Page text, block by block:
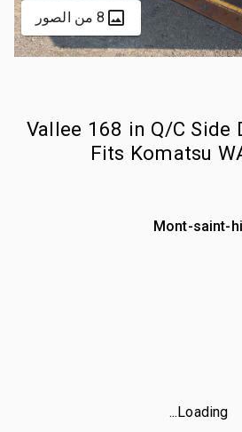
8 من الصور
Vallee 168 in Q/C Side
Mont-saint-
Loading...